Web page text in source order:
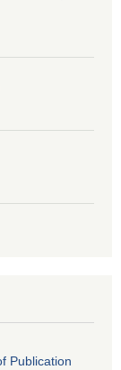
Publication